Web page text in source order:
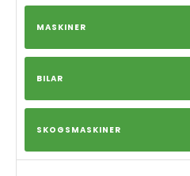
MASKINER
BILAR
SKOGSMASKINER